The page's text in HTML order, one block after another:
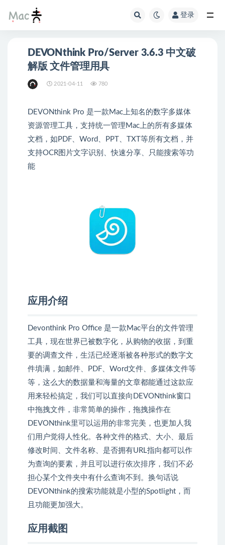
登录
DEVONthink Pro/Server 3.6.3 中文破
解版 文件管理用具
2021-04-11 780
DEVONthink Pro 是一款Mac上知名的数字多媒体
资源管理工具，支持统一管理Mac上的所有多媒体
文档，如PDF、Word、PPT、TXT等所有文档，并
支持OCR图片文字识别、快速分享、只能搜索等功
能
应用介绍
Devonthink Pro Office 是一款Mac平台的文件管理
工具，现在世界已被数字化，从购物的收据，到重
要的调查文件，生活已经逐渐被各种形式的数字文
件填满，如邮件、PDF、Word文件、多媒体文件等
等，这么大的数据量和海量的文章都能通过这款应
用来轻松搞定，我们可以直接向DEVONthink窗口
中拖拽文件，非常简单的操作，拖拽操作在
DEVONthink里可以运用的非常完美，也更加人我
们用户觉得人性化。各种文件的格式、大小、最后
修改时间、文件名称、是否拥有URL指向都可以作
为查询的要素，并且可以进行依次排序，我们不必
担心某个文件夹中有什么查询不到。换句话说
DEVONthink的搜索功能就是小型的Spotlight，而
且功能更加强大。
应用截图